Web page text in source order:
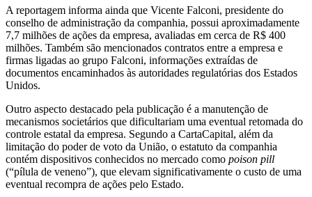
A reportagem informa ainda que Vicente Falconi, presidente do
conselho de administração da companhia, possui aproximadamente
7,7 milhões de ações da empresa, avaliadas em cerca de R$ 400
milhões. Também são mencionados contratos entre a empresa e
firmas ligadas ao grupo Falconi, informações extraídas de
documentos encaminhados às autoridades regulatórias dos Estados
Unidos.
Outro aspecto destacado pela publicação é a manutenção de
mecanismos societários que dificultariam uma eventual retomada do
controle estatal da empresa. Segundo a CartaCapital, além da
limitação do poder de voto da União, o estatuto da companhia
contém dispositivos conhecidos no mercado como poison pill
(“pílula de veneno”), que elevam significativamente o custo de uma
eventual recompra de ações pelo Estado.